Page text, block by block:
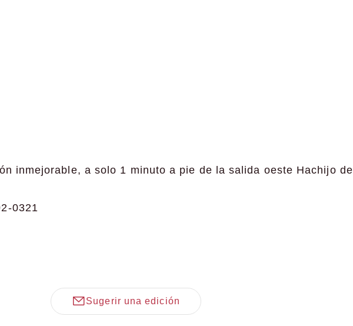
inmejorable, a solo 1 minuto a pie de la salida oeste Hachijo de
0321
Sugerir una edición